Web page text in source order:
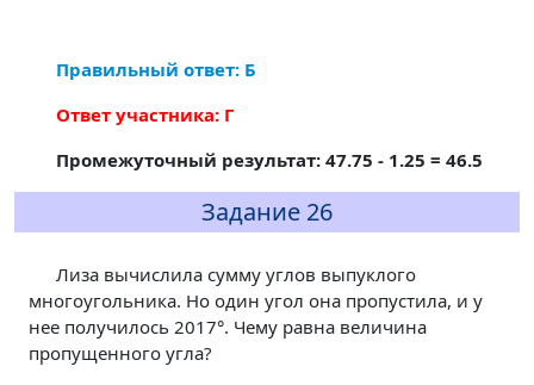
Правильный ответ: Б
Ответ участника: Г
Промежуточный результат: 47.75 - 1.25 = 46.5
Задание 26
Лиза вычислила сумму углов выпуклого
многоугольника. Но один угол она пропустила, и у
нее получилось 2017°. Чему равна величина
пропущенного угла?